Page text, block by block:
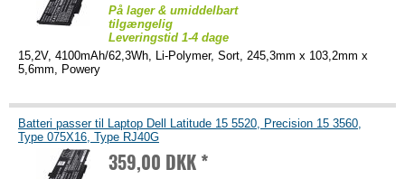
På lager & umiddelbart
tilgængelig
Leveringstid 1-4 dage
15,2V, 4100mAh/62,3Wh, Li-Polymer, Sort, 245,3mm x 103,2mm x
5,6mm, Powery
Batteri passer til Laptop Dell Latitude 15 5520, Precision 15 3560,
Type 075X16, Type RJ40G
359,00 DKK *